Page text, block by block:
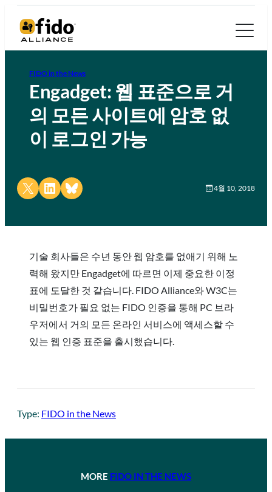
FIDO in the News
Engadget: 웹 표준으로 거
의 모든 사이트에 암호 없
이 로그인 가능
Share on X Share on LinkedIn
Share on Bluesky 4월 10, 2018
기술 회사들은 수년 동안 웹 암호를 없애기 위해 노
력해 왔지만 Engadget에 따르면 이제 중요한 이정
표에 도달한 것 같습니다. FIDO Alliance와 W3C는
비밀번호가 필요 없는 FIDO 인증을 통해 PC 브라
우저에서 거의 모든 온라인 서비스에 액세스할 수
있는 웹 인증 표준을 출시했습니다.
Type: FIDO in the News
MORE FIDO IN THE NEWS